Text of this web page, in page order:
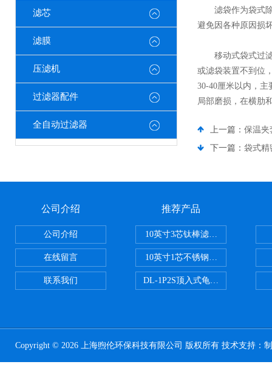
滤芯
滤膜
压滤机
过滤器配件
全自动过滤器
滤袋作为袋式除
避免因各种原因损
移动式袋式过滤
或滤袋装置不到位
30-40厘米以内，
局部磨损，在横肋
上一篇： 保温夹
下一篇： 袋式精
公司介绍
公司介绍
在线留言
联系我们
推荐产品
10英寸3芯钛棒滤芯过滤器
10英寸1芯不锈钢钛棒过滤器
DL-1P2S顶入式龟背过滤器
Copyright © 2026 上海煦伦环保科技有限公司 版权所有 技术支持：